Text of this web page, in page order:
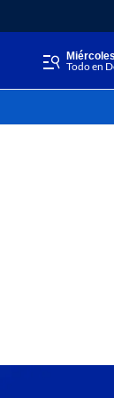
Todo en